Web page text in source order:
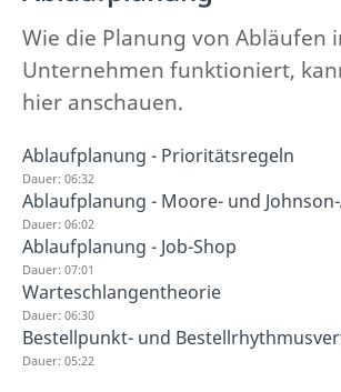
Wie die Planung von Abläufen
Unternehmen funktioniert,
hier anschauen.
Ablaufplanung - Prioritätsregeln
Dauer: 06:32
Ablaufplanung - Moore- und
Dauer: 06:02
Ablaufplanung - Job-Shop
Dauer: 07:01
Warteschlangentheorie
Dauer: 06:30
Bestellpunkt- und
Dauer: 05:22